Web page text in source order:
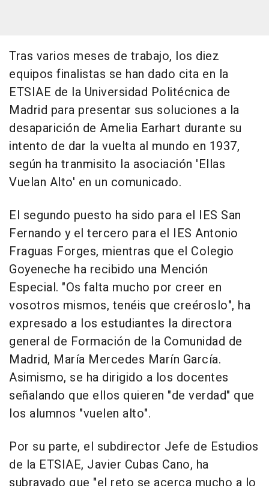
Tras varios meses de trabajo, los diez
equipos finalistas se han dado cita en la
ETSIAE de la Universidad Politécnica de
Madrid para presentar sus soluciones a la
desaparición de Amelia Earhart durante su
intento de dar la vuelta al mundo en 1937,
según ha tranmisito la asociación 'Ellas
Vuelan Alto' en un comunicado.
El segundo puesto ha sido para el IES San
Fernando y el tercero para el IES Antonio
Fraguas Forges, mientras que el Colegio
Goyeneche ha recibido una Mención
Especial. "Os falta mucho por creer en
vosotros mismos, tenéis que creéroslo", ha
expresado a los estudiantes la directora
general de Formación de la Comunidad de
Madrid, María Mercedes Marín García.
Asimismo, se ha dirigido a los docentes
señalando que ellos quieren "de verdad" que
los alumnos "vuelen alto".
Por su parte, el subdirector Jefe de Estudios
de la ETSIAE, Javier Cubas Cano, ha